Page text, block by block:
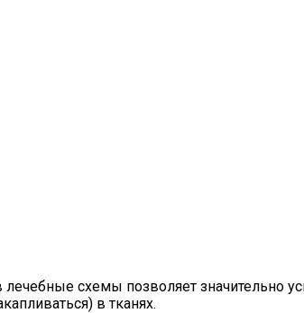
схемы позволяет значительно
в тканях.